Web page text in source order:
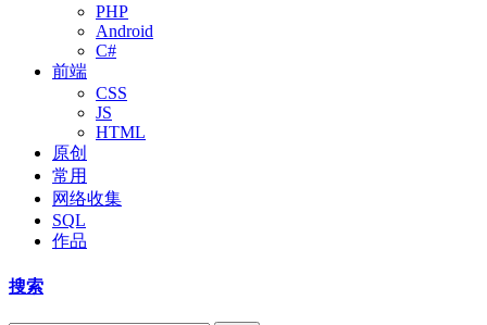
PHP
Android
C#
前端
CSS
JS
HTML
原创
常用
网络收集
SQL
作品
搜索